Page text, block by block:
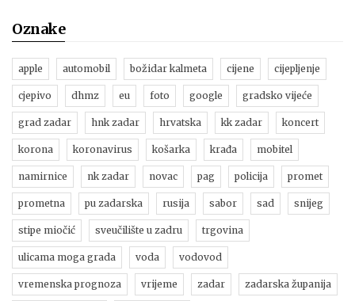
Oznake
apple automobil božidar kalmeta cijene cijepljenje
cjepivo dhmz eu foto google gradsko vijeće
grad zadar hnk zadar hrvatska kk zadar koncert
korona koronavirus košarka krađa mobitel
namirnice nk zadar novac pag policija promet
prometna pu zadarska rusija sabor sad snijeg
stipe miočić sveučilište u zadru trgovina
ulicama moga grada voda vodovod
vremenska prognoza vrijeme zadar zadarska županija